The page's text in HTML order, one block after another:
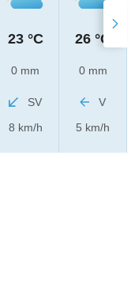
23 °C
0 mm
SV
8 km/h
26 °C
0 mm
V
5 km/h